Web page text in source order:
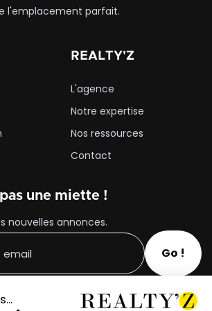
l'emplacement parfait.
REALTY'Z
L'agence
Notre expertise
Nos ressources
Contact
une miette !
nouvelles annonces.